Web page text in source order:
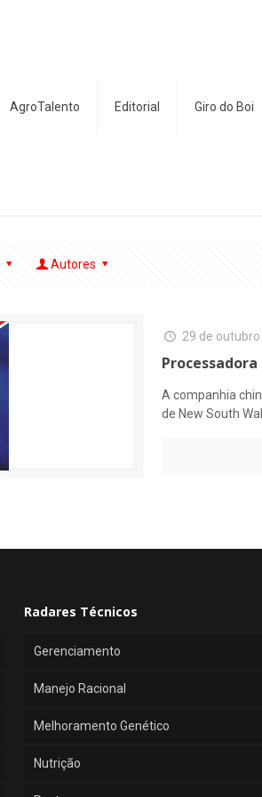
AgroTalento Editorial Giro do Boi
Autores
29 de
A companhia
de New South
Radares Técnicos
Gerenciamento
Manejo Racional
Melhoramento Genético
Nutrição